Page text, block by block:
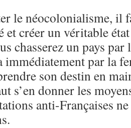
le néocolonialisme, il
et créer un véritable
chasserez un pays par
immédiatement par la
son destin en
s’en donner les
anti-Françaises